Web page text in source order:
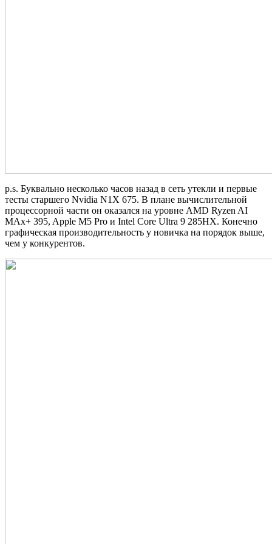
p.s. Буквально несколько часов назад в сеть утекли и первые
тесты старшего Nvidia N1X 675. В плане вычислительной
процессорной части он оказался на уровне AMD Ryzen AI
MAx+ 395, Apple M5 Pro и Intel Core Ultra 9 285HX. Конечно
графическая производительность у новичка на порядок выше,
чем у конкурентов.